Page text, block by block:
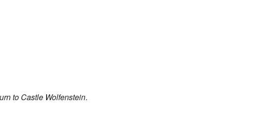
to Castle Wolfenstein.